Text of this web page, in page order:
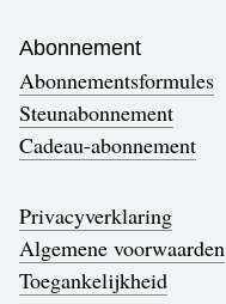
Abonnement
Abonnementsformules
Steunabonnement
Cadeau-abonnement
Privacyverklaring
Algemene voorwaarden
Toegankelijkheid